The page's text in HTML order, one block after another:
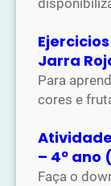
Jarra
Para
cores e
– 4º
Faça o